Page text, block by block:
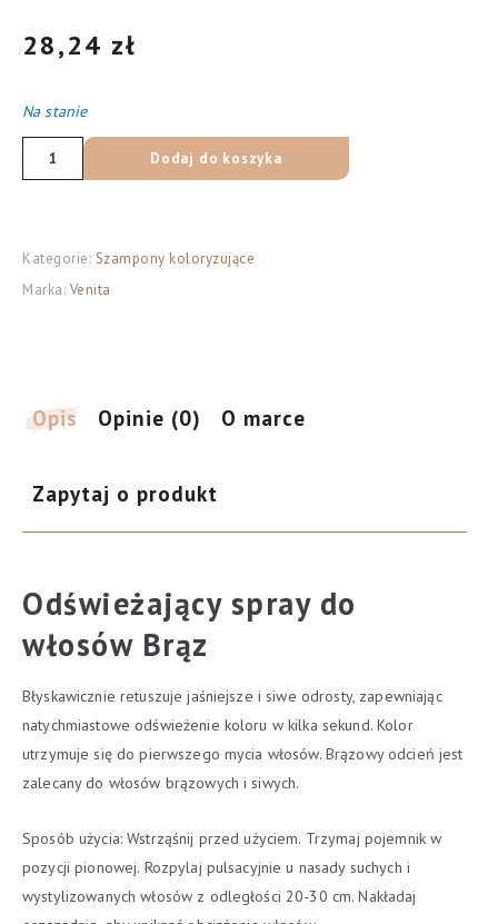
28,24 zł
Na stanie
ilość
VENITA
BRĄZ
75
Dodaj do koszyka
Kategorie: Szampony koloryzujące
Marka: Venita
Opis Opinie (0) O marce
Zapytaj o produkt
Odświeżający spray do
włosów Brąz
Błyskawicznie retuszuje jaśniejsze i siwe odrosty, zapewniając
natychmiastowe odświeżenie koloru w kilka sekund. Kolor
utrzymuje się do pierwszego mycia włosów. Brązowy odcień jest
zalecany do włosów brązowych i siwych.
Sposób użycia: Wstrząśnij przed użyciem. Trzymaj pojemnik w
pozycji pionowej. Rozpylaj pulsacyjnie u nasady suchych i
wystylizowanych włosów z odległości 20-30 cm. Nakładaj